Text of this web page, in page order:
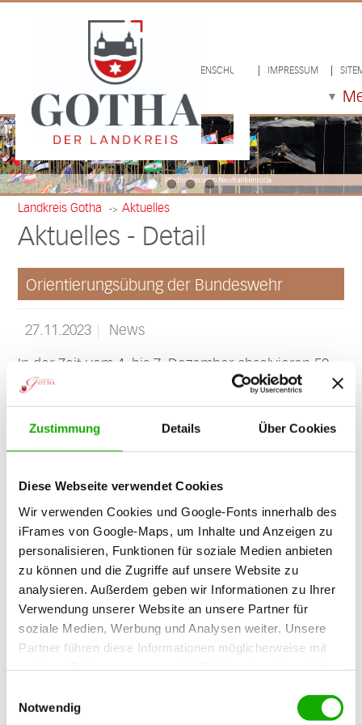
Zustimmung Details Über Cookies
Diese Webseite verwendet Cookies
Wir verwenden Cookies und Google-Fonts innerhalb des
iFrames von Google-Maps, um Inhalte und Anzeigen zu
personalisieren, Funktionen für soziale Medien anbieten
zu können und die Zugriffe auf unsere Website zu
analysieren. Außerdem geben wir Informationen zu Ihrer
Verwendung unserer Website an unsere Partner für
soziale Medien, Werbung und Analysen weiter. Unsere
Partner führen diese Informationen möglicherweise mit
gesammelt haben.
Notwendig
IMPRESSUM
DATENSCHUTZ
LOGIN/LOGOUT
Landkreis Gotha -> Aktuelles
Aktuelles - Detail
Orientierungsübung der Bundeswehr
27.11.2023 News
In der Zeit vom 4. bis 7. Dezember absolvieren 50
Soldatinnen und Soldaten des Aufklärungsbataillons
13 die Abschlussübung der Spezialgrundausbildung.
Sie üben das Orientieren im Gelände mit und
ohne Hilfsmittel bei Tag und Nacht. Sie werden
von sieben Radfahrzeugen begleitet. Die
Tambach-Dietharz, das Kammerbacher Pirschhaus
und der Flugplatz Crawinkel bilden die
voraussichtlichen Ballungsräume.
Die Soldat:innen bewegen sich vorrangig nachts,
abseits der Straßen, von der Ruhlaer Skihütte aus
in Richtung Finsterbergen, weiter nach Tambach-
Dietharz über das Kammbacher Pirschhaus nach
Crawinkel. Das Ziel ist der Flugplatz Crawinkel.
Die Bevölkerung wird aufgefordert, sich von